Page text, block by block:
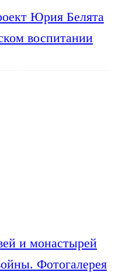
Юрия Белята
воспитании
и монастырей
Фотогалерея